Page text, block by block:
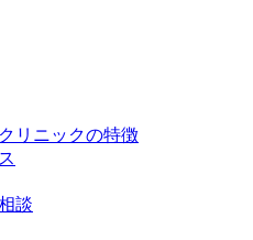
リニックの特徴
談